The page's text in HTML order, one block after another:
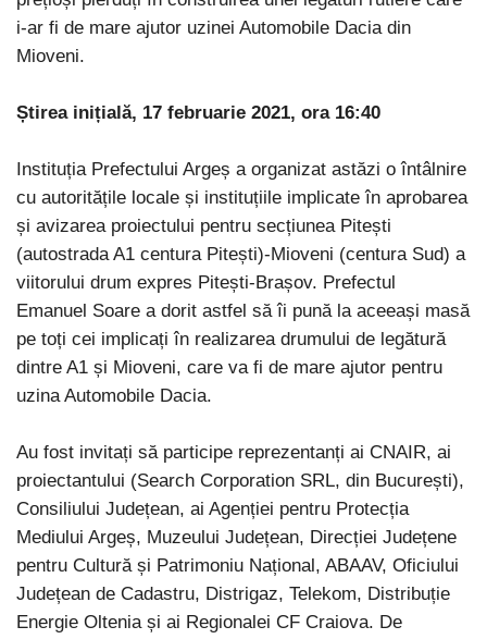
i-ar fi de mare ajutor uzinei Automobile Dacia din
Mioveni.
Știrea inițială, 17 februarie 2021, ora 16:40
Instituția Prefectului Argeș a organizat astăzi o întâlnire
cu autoritățile locale și instituțiile implicate în aprobarea
și avizarea proiectului pentru secțiunea Pitești
(autostrada A1 centura Pitești)-Mioveni (centura Sud) a
viitorului drum expres Pitești-Brașov. Prefectul
Emanuel Soare a dorit astfel să îi pună la aceeași masă
pe toți cei implicați în realizarea drumului de legătură
dintre A1 și Mioveni, care va fi de mare ajutor pentru
uzina Automobile Dacia.
Au fost invitați să participe reprezentanți ai CNAIR, ai
proiectantului (Search Corporation SRL, din București),
Consiliului Județean, ai Agenției pentru Protecția
Mediului Argeș, Muzeului Județean, Direcției Județene
pentru Cultură și Patrimoniu Național, ABAAV, Oficiului
Județean de Cadastru, Distrigaz, Telekom, Distribuție
Energie Oltenia și ai Regionalei CF Craiova. De